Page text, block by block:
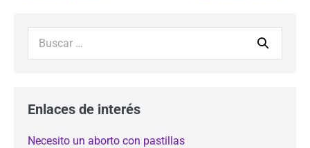
Enlaces de interés
Necesito un aborto con pastillas